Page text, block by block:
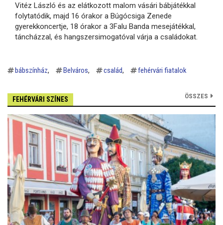
Vitéz László és az elátkozott malom vásári bábjátékkal
folytatódik, majd 16 órakor a Búgócsiga Zenede
gyerekkoncertje, 18 órakor a 3Falu Banda mesejátékkal,
táncházzal, és hangszersimogatóval várja a családokat.
bábszínház Belváros család fehérvári fiatalok
FEHÉRVÁRI SZÍNES ÖSSZES